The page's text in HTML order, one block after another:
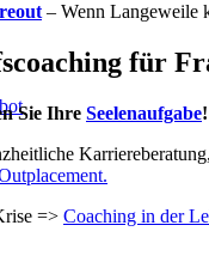
– Wenn Langeweile
für
Sie Ihre Seelenaufgabe!
Karriere­beratung,
=> Coaching in der